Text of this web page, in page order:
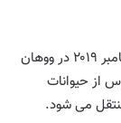
اولین مورد شناخته شده اپیدمی ویروس کرونا در دسامبر ۲۰۱۹ در ووهان
از حیوانات
می شود.